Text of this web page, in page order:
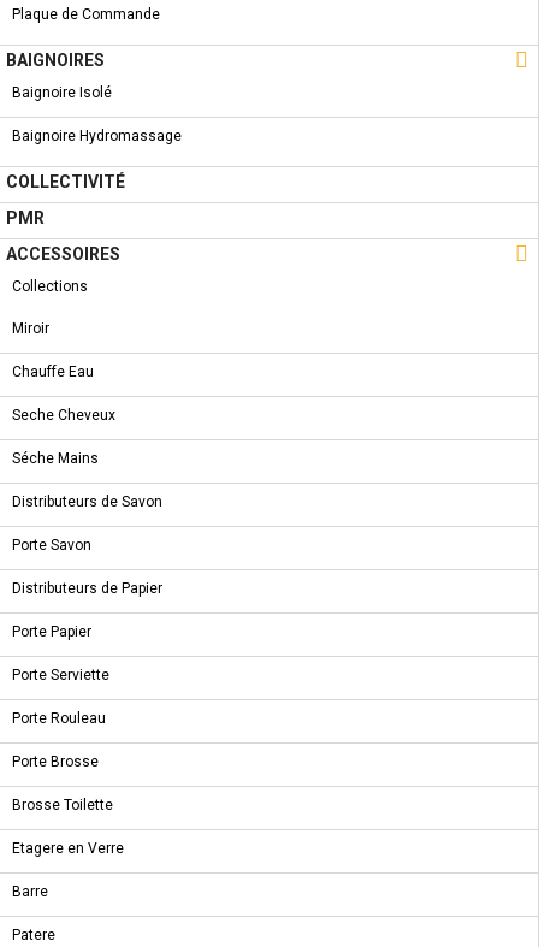
Plaque de Commande
BAIGNOIRES 
Baignoire Isolé
Baignoire Hydromassage
COLLECTIVITÉ
PMR
ACCESSOIRES

Collections
Miroir
Chauffe Eau
Seche Cheveux
Séche Mains
Distributeurs de Savon
Porte Savon
Distributeurs de Papier
Porte Papier
Porte Serviette
Porte Rouleau
Porte Brosse
Brosse Toilette
Etagere en Verre
Barre
Patere
AQUART - ZEUS BORDUR SILVER MOTIF 30 * 60
CARRELAGES - TEAK WENGE 50 * 50
EFFET BETON - ESS EATON SAND 30.3 * 61.3